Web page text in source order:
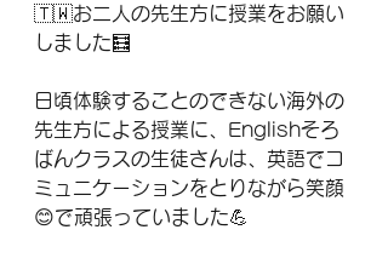
🇹🇼お二人の先生方に授業をお願い
しました🧮
日頃体験することのできない海外の
先生方による授業に、Englishそろ
ばんクラスの生徒さんは、英語でコ
ミュニケーションをとりながら笑顔
😊で頑張っていました💪